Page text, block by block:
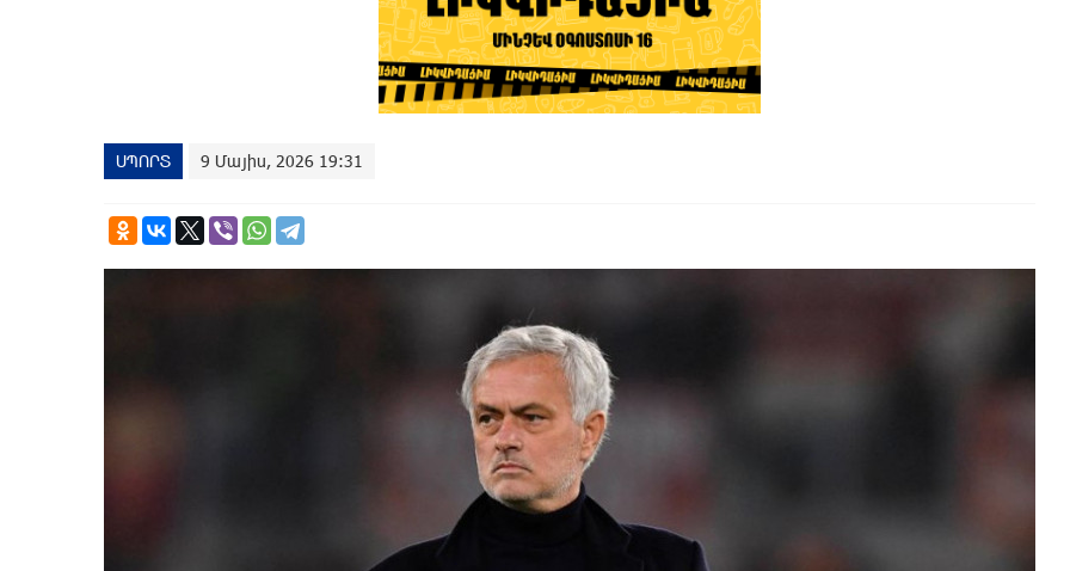
ՍՊՈՐՏ 9 Մայիս, 2026 19:31